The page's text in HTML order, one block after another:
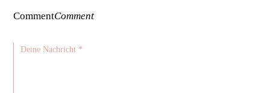
CommentComment